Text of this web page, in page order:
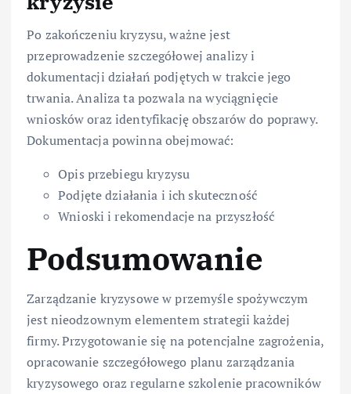
Po zakończeniu kryzysu, ważne jest
przeprowadzenie szczegółowej analizy i
dokumentacji działań podjętych w trakcie jego
trwania. Analiza ta pozwala na wyciągnięcie
wniosków oraz identyfikację obszarów do poprawy.
Dokumentacja powinna obejmować:
Opis przebiegu kryzysu
Podjęte działania i ich skuteczność
Wnioski i rekomendacje na przyszłość
Podsumowanie
Zarządzanie kryzysowe w przemyśle spożywczym
jest nieodzownym elementem strategii każdej
firmy. Przygotowanie się na potencjalne zagrożenia,
opracowanie szczegółowego planu zarządzania
kryzysowego oraz regularne szkolenie pracowników